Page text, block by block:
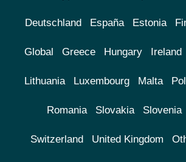
Deutschland España Estonia
Global Greece Hungary Ireland
Lithuania Luxembourg Malta
Romania Slovakia Slovenia
Switzerland United Kingdom